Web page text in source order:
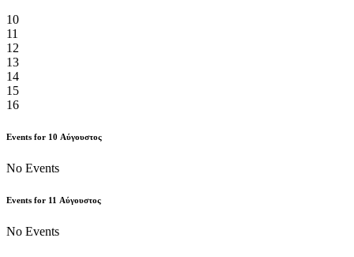
10
11
12
13
14
15
16
Events for 10 Αύγουστος
No Events
Events for 11 Αύγουστος
No Events